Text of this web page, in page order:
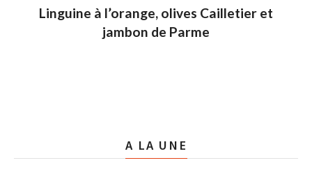
Linguine à l’orange, olives Cailletier et
jambon de Parme
A LA UNE